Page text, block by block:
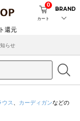
カート
0
BRAND
らせ
ウス カーディガンなどの